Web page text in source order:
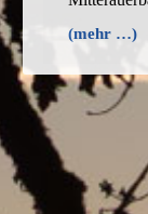
(mehr …)